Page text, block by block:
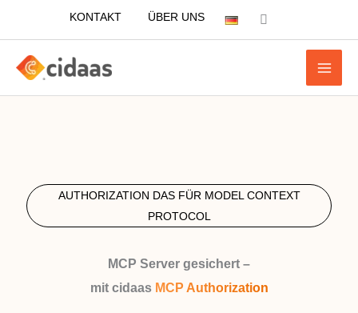
springen
KONTAKT ÜBER UNS
AUTHORIZATION DAS FÜR MODEL CONTEXT
PROTOCOL
MCP Server gesichert –
mit cidaas MCP Authorization